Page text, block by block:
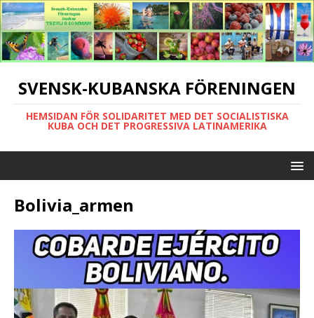
SVENSK-KUBANSKA FÖRENINGEN
HEMSIDAN FÖR SOLIDARITET MED DET SOCIALISTISKA
KUBA OCH DET PROGRESSIVA LATINAMERIKA
Bolivia_armen